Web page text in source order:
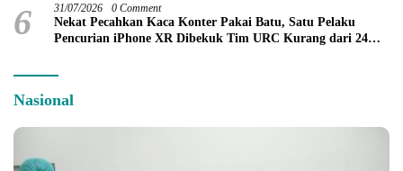
6 31/07/2026 0 Comment
Nekat Pecahkan Kaca Konter Pakai Batu, Satu Pelaku
Pencurian iPhone XR Dibekuk Tim URC Kurang dari 24
Nasional